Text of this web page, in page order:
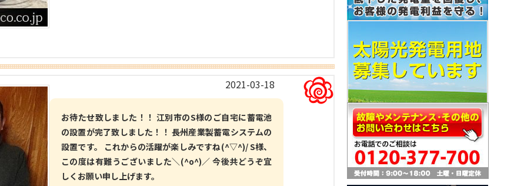
2021-03-18
お待たせ致しました！！ 江別市のS様のご自宅に蓄電池
の設置が完了致しました！！ 長州産業製蓄電システムの
設置です。 これからの活躍が楽しみですね(^▽^)/ S様、
この度は有難うございました＼(^o^)／ 今後共どうぞ宜
しくお願い申し上げます。